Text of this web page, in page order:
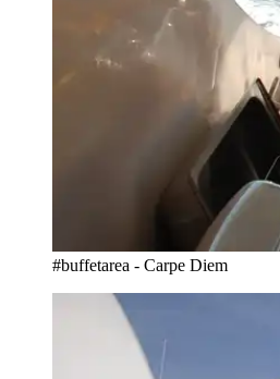
#buffetarea - Carpe Diem